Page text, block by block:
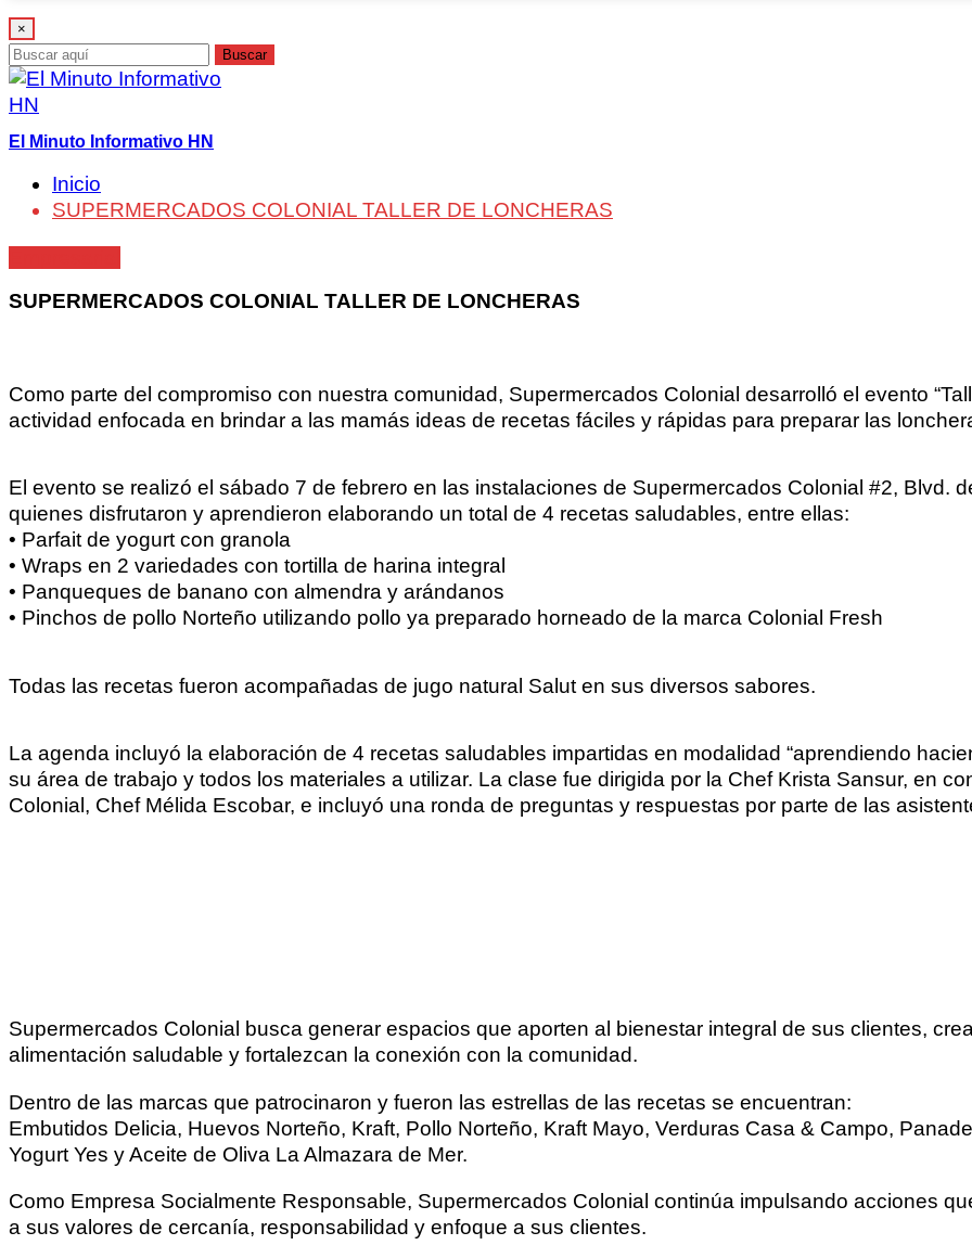
×
Buscar
El Minuto Informativo HN
Inicio
SUPERMERCADOS COLONIAL TALLER DE LONCHERAS
SUPERMERCADOS COLONIAL TALLER DE LONCHERAS
Como parte del compromiso con nuestra comunidad, Supermercados Colonial desarrolló el evento
actividad enfocada en brindar a las mamás ideas de recetas fáciles y rápidas para preparar las
El evento se realizó el sábado 7 de febrero en las instalaciones de Supermercados Colonial #2, Blvd.
quienes disfrutaron y aprendieron elaborando un total de 4 recetas saludables, entre ellas:
• Parfait de yogurt con granola
• Wraps en 2 variedades con tortilla de harina integral
• Panqueques de banano con almendra y arándanos
• Pinchos de pollo Norteño utilizando pollo ya preparado horneado de la marca Colonial Fresh
Todas las recetas fueron acompañadas de jugo natural Salut en sus diversos sabores.
La agenda incluyó la elaboración de 4 recetas saludables impartidas en modalidad “aprendiendo
su área de trabajo y todos los materiales a utilizar. La clase fue dirigida por la Chef Krista Sansur, en
Colonial, Chef Mélida Escobar, e incluyó una ronda de preguntas y respuestas por parte de las
Supermercados Colonial busca generar espacios que aporten al bienestar integral de sus clientes,
alimentación saludable y fortalezcan la conexión con la comunidad.
Dentro de las marcas que patrocinaron y fueron las estrellas de las recetas se encuentran:
Embutidos Delicia, Huevos Norteño, Kraft, Pollo Norteño, Kraft Mayo, Verduras Casa & Campo,
Yogurt Yes y Aceite de Oliva La Almazara de Mer.
Como Empresa Socialmente Responsable, Supermercados Colonial continúa impulsando acciones
a sus valores de cercanía, responsabilidad y enfoque a sus clientes.